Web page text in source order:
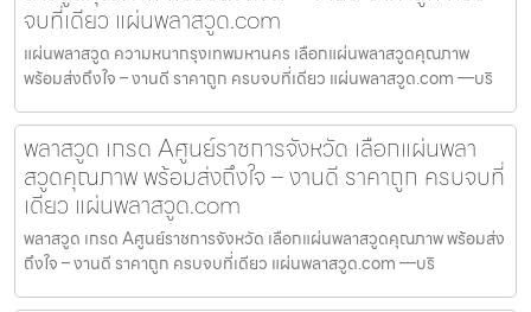
จบที่เดียว แผ่นพลาสวูด.com
แผ่นพลาสวูด ความหนากรุงเทพมหานคร เลือกแผ่นพลาสวูดคุณภาพ
พร้อมส่งถึงใจ – งานดี ราคาถูก ครบจบที่เดียว แผ่นพลาสวูด.com —บริ
พลาสวูด เกรด Aศูนย์ราชการจังหวัด เลือกแผ่นพลา
สวูดคุณภาพ พร้อมส่งถึงใจ – งานดี ราคาถูก ครบจบที่
เดียว แผ่นพลาสวูด.com
พลาสวูด เกรด Aศูนย์ราชการจังหวัด เลือกแผ่นพลาสวูดคุณภาพ พร้อมส่ง
ถึงใจ – งานดี ราคาถูก ครบจบที่เดียว แผ่นพลาสวูด.com —บริ